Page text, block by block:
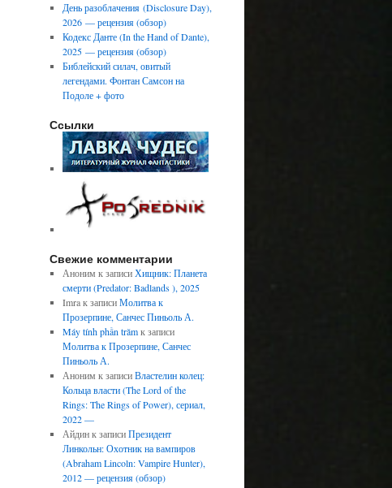
День разоблачения (Disclosure Day),
2026 — рецензия (обзор)
Кодекс Данте (In the Hand of Dante),
2025 — рецензия (обзор)
Библейский силач, овитый
легендами. Фонтан Самсон на
Подоле + фото
Ссылки
Свежие комментарии
Аноним к записиХищник: Планета
смерти (Predator: Badlands ), 2025
Imraк записиМолитва к
Прозерпине, Санчес Пиньоль А.
Máy tính phần trămк записи
Молитва к Прозерпине, Санчес
Пиньоль А.
Аноним к записиВластелин колец:
Кольца власти (The Lord of the
Rings: The Rings of Power), сериал,
2022 —
Айдинк записиПрезидент
Линкольн: Охотник на вампиров
(Abraham Lincoln: Vampire Hunter),
2012 — рецензия (обзор)